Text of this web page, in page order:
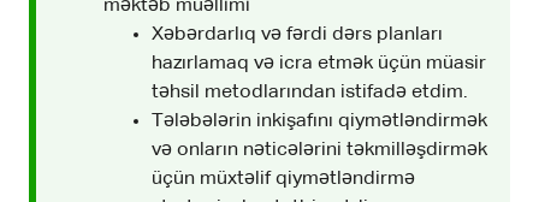
məktəb müəllimi
Xəbərdarlıq və fərdi dərs planları
hazırlamaq və icra etmək üçün müasir
təhsil metodlarından istifadə etdim.
Tələbələrin inkişafını qiymətləndirmək
və onların nəticələrini təkmilləşdirmək
üçün müxtəlif qiymətləndirmə